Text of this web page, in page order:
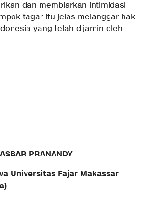
dan membiarkan intimidasi
tagar itu jelas melanggar hak
yang telah dijamin oleh
PRANANDY
Universitas Fajar Makassar